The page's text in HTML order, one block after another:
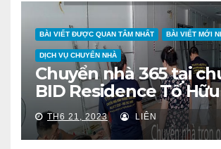
BÀI VIẾT ĐƯỢC QUAN TÂM NHẤT BÀI VIẾT MỚI
DỊCH VỤ CHUYỂN NHÀ
Chuyển nhà 365 tại
BID Residence Tố Hữu
TH6 21, 2023 LIÊN